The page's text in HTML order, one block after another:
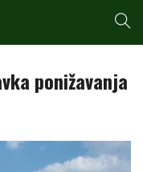
ponižavanja